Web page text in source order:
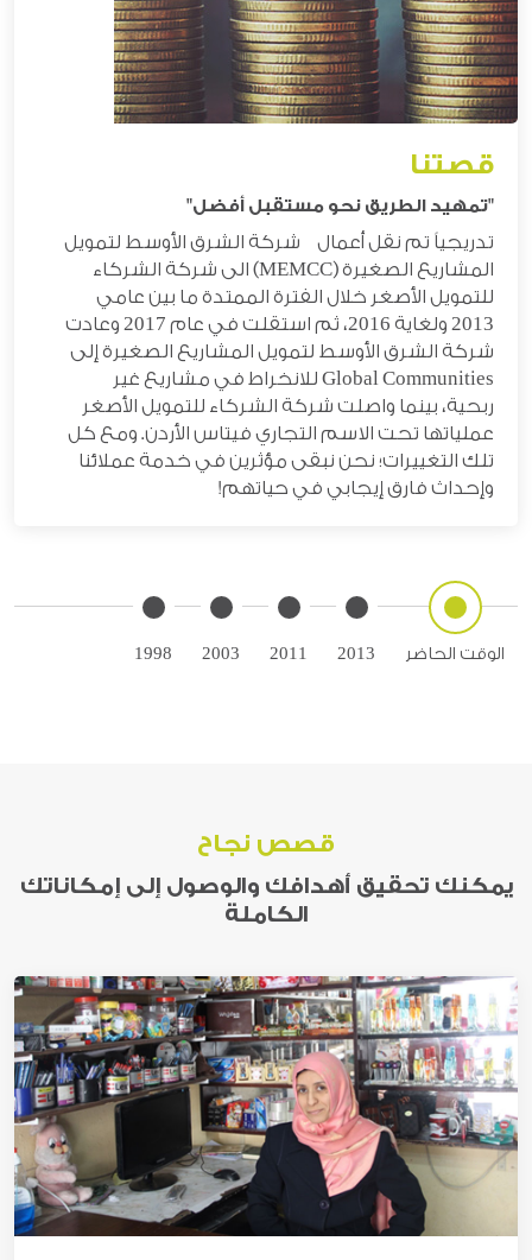
قصتنا
"تمهيد الطريق نحو مستقبل أفضل"
تدريجياً تم نقل أعمال شركة الشرق الأوسط لتمويل
المشاريع الصغيرة
(MEMCC) الى شركة الشركاء
للتمويل الأصغر خلال الفترة الممتدة ما بين عامي
2013 ولغاية 2016،
ثم استقلت في عام 2017 و
عادت
شركة الشرق الأوسط لتمويل المشاريع الصغيرة إلى
Global Communities للانخراط في مشاريع غير
ربحية، بينما واصلت شركة الشركاء للتمويل الأصغر
عملياتها تحت الاسم التجاري فيتاس الأردن. ومع كل
تلك التغييرات؛ نحن نبقى مؤثرين في خدمة عملائنا
وإحداث فارق إيجابي في حياتهم!
الوقت الحاضر 2013
2011
2003
1998
قصص نجاح
يمكنك تحقيق أهدافك والوصول إلى إمكاناتك
الكاملة